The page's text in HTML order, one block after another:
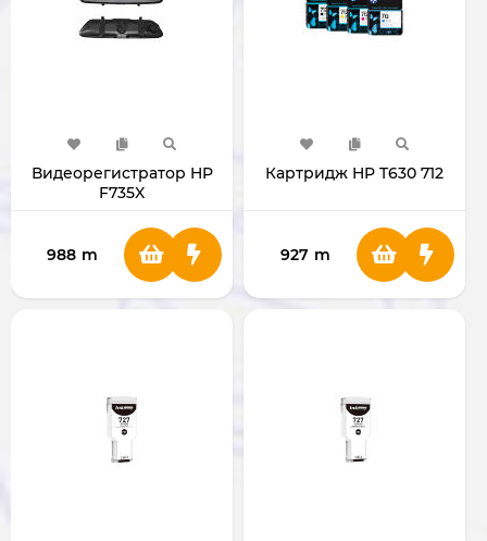
Видеорегистратор HP
F735X
988 m
Картридж HP T630 712
927 m